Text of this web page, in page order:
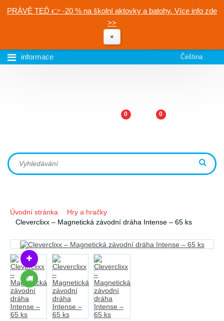
PRÁVĚ TEĎ 👉 -20 % na školní aktovky a batohy. Více info zde
>>
×
informace Čeština
0 0
Úvodní stránka
Hry a hračky
Cleverclixx – Magnetická závodní dráha Intense – 65 ks